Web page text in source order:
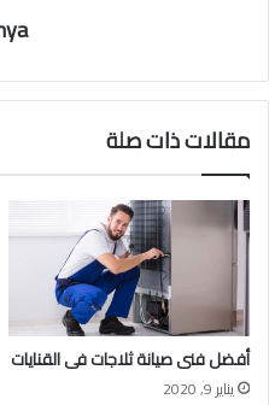
مقالات ذات صلة
أفضل فنى صيانة ثلاجات فى القنايات
يناير 9, 2020